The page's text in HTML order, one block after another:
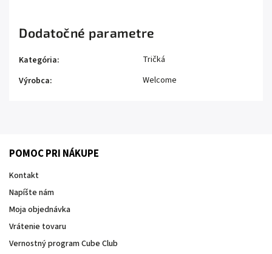
Dodatočné parametre
Kategória:
Tričká
Výrobca: Welcome
POMOC PRI NÁKUPE
Kontakt
Napíšte nám
Moja objednávka
Vrátenie tovaru
Vernostný program Cube Club